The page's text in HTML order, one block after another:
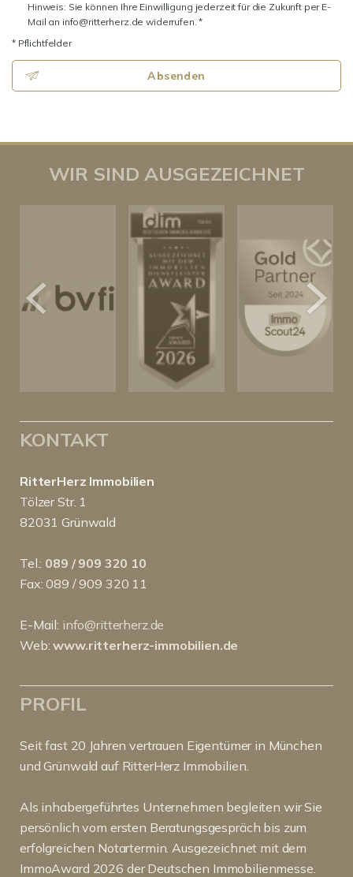
Hinweis: Sie können Ihre Einwilligung jederzeit für die Zukunft per E-
Mail an info@ritterherz.de widerrufen. *
* Pflichtfelder
Absenden
WIR SIND AUSGEZEICHNET
KONTAKT
RitterHerz Immobilien
Tölzer Str. 1
82031 Grünwald
Tel.: 089 / 909 320 10
Fax: 089 / 909 320 11
E-Mail: info@ritterherz.de
Web:www.ritterherz-immobilien.de
PROFIL
Seit fast 20 Jahren vertrauen Eigentümer in München
und Grünwald auf RitterHerz Immobilien.
Als inhabergeführtes Unternehmen begleiten wir Sie
persönlich vom ersten Beratungsgespräch bis zum
erfolgreichen Notartermin. Ausgezeichnet mit dem
ImmoAward 2026 der Deutschen Immobilienmesse.